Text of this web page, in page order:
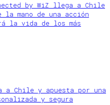
by WiZ llega a Chile
la mano de una acción
la vida de los más
a Chile y apuesta por una
y segura